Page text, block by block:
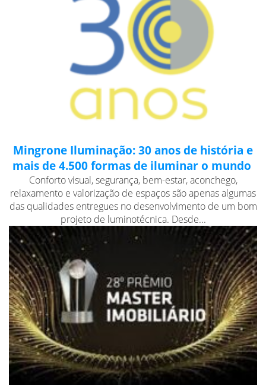
Mingrone Iluminação: 30 anos de história e
mais de 4.500 formas de iluminar o mundo
Conforto visual, segurança, bem-estar, aconchego,
relaxamento e valorização de espaços são apenas algumas
das qualidades entregues no desenvolvimento de um bom
projeto de luminotécnica. Desde...